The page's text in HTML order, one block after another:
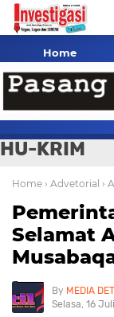
Home
HU-KRIM
Home › Advetorial ›
Selamat
MEDIA
Selasa, 16